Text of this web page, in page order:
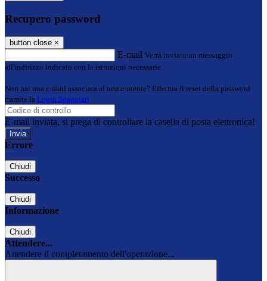
Recupero password
button close ×
E-mail Verrà inviato un messaggio
all'indirizzo indicato con le istruzioni necessarie.
Non hai una e-mail associata al nome utente? Effettua il reset della password
tramite la Login Spaggiari
E-mail inviata, si prega di controllare la casella di posta elettronica!
Errore
Chiudi
Successo
Chiudi
Informazione
Chiudi
Attendere...
Attendere il completamento dell'operazione...